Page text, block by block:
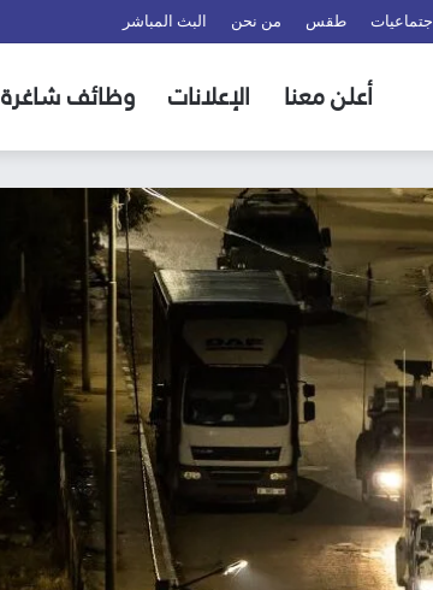
اجتماعيات طقس من نحن البث المباشر
أعلن معنا الإعلانات وظائف شاغرة